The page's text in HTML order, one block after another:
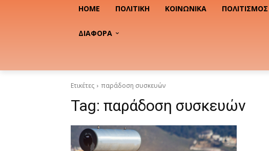
HOME ΠΟΛΙΤΙΚΉ ΚΟΙΝΩΝΙΚΆ ΠΟΛΙΤΙΣΜΌΣ
ΔΙΑΦΟΡΑ
Ετικέτες παράδοση συσκευών
Tag: παράδοση συσκευών